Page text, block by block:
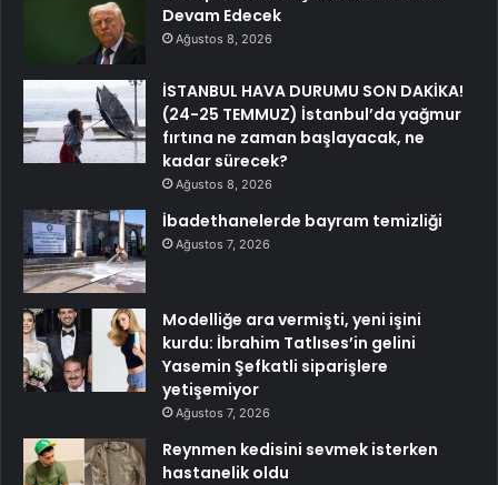
Devam Edecek
Ağustos 8, 2026
İSTANBUL HAVA DURUMU SON DAKİKA!
(24-25 TEMMUZ) İstanbul’da yağmur
fırtına ne zaman başlayacak, ne
kadar sürecek?
Ağustos 8, 2026
İbadethanelerde bayram temizliği
Ağustos 7, 2026
Modelliğe ara vermişti, yeni işini
kurdu: İbrahim Tatlıses’in gelini
Yasemin Şefkatli siparişlere
yetişemiyor
Ağustos 7, 2026
Reynmen kedisini sevmek isterken
hastanelik oldu